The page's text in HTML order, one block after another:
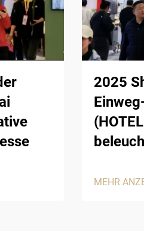
2025
MEHR